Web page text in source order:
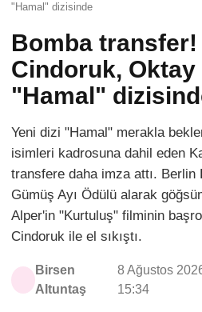
"Hamal" dizisinde
Bomba transfer!
Cindoruk, Oktay
"Hamal"
Yeni dizi "Hamal" merakla
isimleri kadrosuna dahil eden
transfere daha imza attı. Berlin
Gümüş Ayı Ödülü alarak
Alper'in "Kurtuluş" filminin
Cindoruk ile el sıkıştı.
Birsen
Altuntaş
8 Ağustos
15:34